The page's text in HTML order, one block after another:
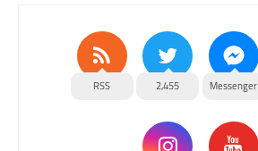
Messenger
2,455
RSS